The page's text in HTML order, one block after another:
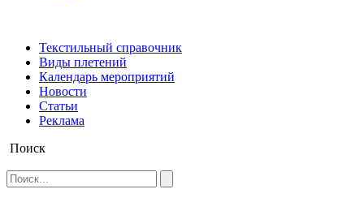
Текстильный справочник
Виды плетений
Календарь мероприятий
Новости
Статьи
Реклама
Поиск